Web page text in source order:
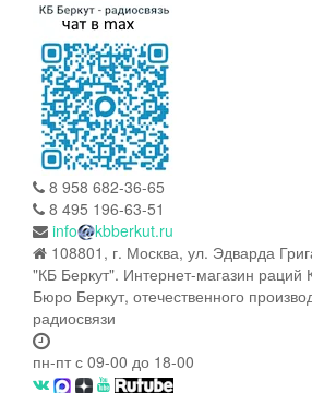
8 958 682-36-65
8 495 196-63-51
info
kbberkut.ru
108801, г. Москва, ул. Эдварда
"КБ Беркут". Интернет-магазин раций
Бюро Беркут, отечественного
радиосвязи
пн-пт с 09-00 до 18-00